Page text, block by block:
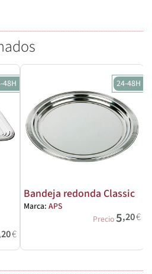
48H
€
24-48H
Bandeja redonda Classic
Marca: APS
Precio5,20€